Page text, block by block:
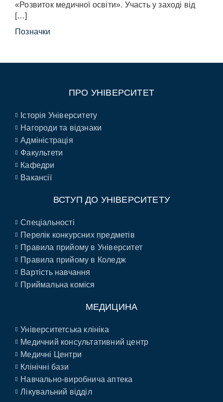
«Розвиток медичної освіти». Участь у заході від
[…]
Позначки
ПРО УНІВЕРСИТЕТ
Історія Університету
Нагороди та відзнаки
Адміністрація
Факультети
Кафедри
Вакансії
ВСТУП ДО УНІВЕРСИТЕТУ
Спеціальності
Перелік конкурсних предметів
Правила прийому в Університет
Правила прийому в Коледж
Вартість навчання
Приймальна коміся
МЕДИЦИНА
Університетська клініка
Медичний консультативний центр
Медичні Центри
Клінічні бази
Навчально-виробнича аптека
Лікувальний відділ